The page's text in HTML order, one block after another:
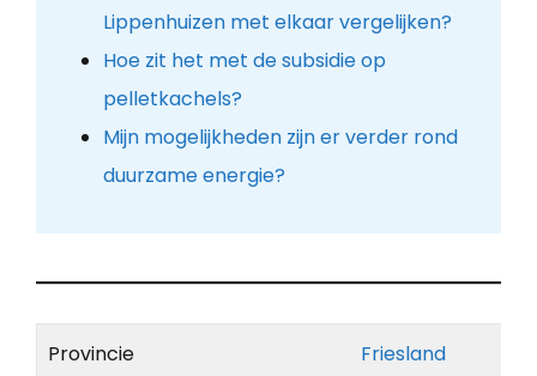
Lippenhuizen met elkaar vergelijken?
Hoe zit het met de subsidie op
pelletkachels?
Mijn mogelijkheden zijn er verder rond
duurzame energie?
Provincie Friesland